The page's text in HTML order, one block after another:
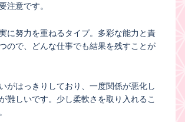
注意です。
に努力を重ねるタイプ。多彩な能力と責
ので、どんな仕事でも結果を残すことが
がはっきりしており、一度関係が悪化し
難しいです。少し柔軟さを取り入れるこ